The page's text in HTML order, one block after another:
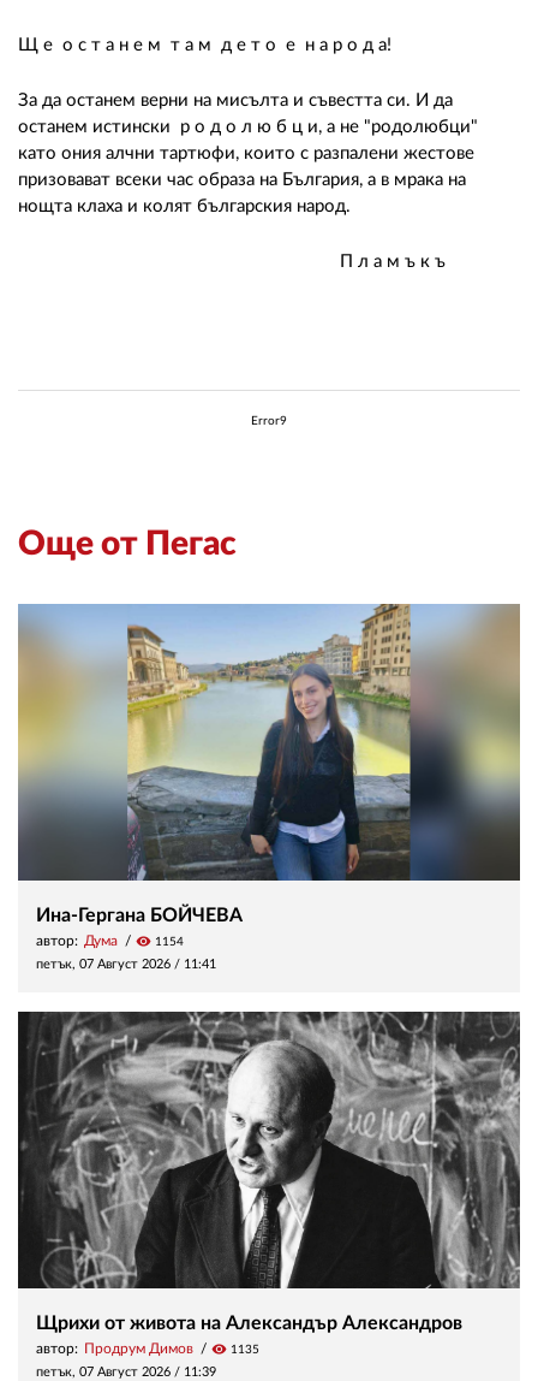
Щ е о с т а н е м т а м д е т о е н а р о д а!
За да останем верни на мисълта и съвестта си. И да
останем истински р о д о л ю б ц и, а не "родолюбци"
като ония алчни тартюфи, които с разпалени жестове
призовават всеки час образа на България, а в мрака на
нощта клаха и колят българския народ.
П л а м ъ к ъ
Error9
Още от Пегас
Ина-Гергана БОЙЧЕВА
автор: Дума visibility 1154
петък, 07 Август 2026 / 11:41
Щрихи от живота на Александър Александров
автор: Продрум Димов visibility 1135
петък, 07 Август 2026 / 11:39